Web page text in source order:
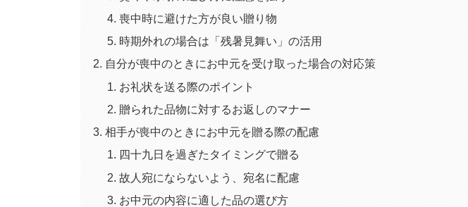
喪中時に避けた方が良い贈り物
時期外れの場合は「残暑見舞い」の活用
自分が喪中のときにお中元を受け取った場合の対応策
お礼状を送る際のポイント
贈られた品物に対するお返しのマナー
相手が喪中のときにお中元を贈る際の配慮
四十九日を過ぎたタイミングで贈る
故人宛にならないよう、宛名に配慮
お中元の内容に適した品の選び方